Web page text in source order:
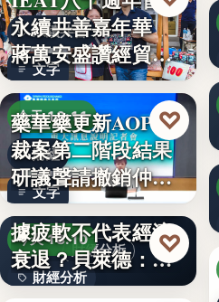
永續共善
文字
永續共善嘉年華
蔣萬安盛讚經貿公
益打…
今天 18:11
財經
文字
藥華藥更新AOP仲
裁案第二階段結果
研議聲請撤銷仲裁
判斷
♡
財經分析
今天 18:10
財經分析
美國7月非農就業數
據疲軟不代表經濟
衰退？貝萊德：AI
正讓…
♡